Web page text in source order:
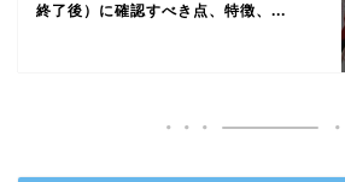
終了後）に確認すべき点、特徴、...